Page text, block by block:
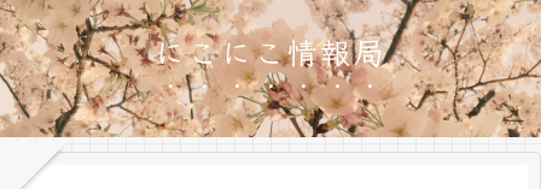
にこにこ情報局